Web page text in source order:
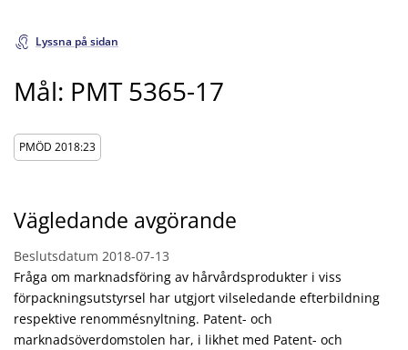
Lyssna på sidan
Mål: PMT 5365-17
PMÖD 2018:23
Vägledande avgörande
Beslutsdatum 2018-07-13
Fråga om marknadsföring av hårvårdsprodukter i viss
förpackningsutstyrsel har utgjort vilseledande efterbildning
respektive renommésnyltning. Patent- och
marknadsöverdomstolen har, i likhet med Patent- och